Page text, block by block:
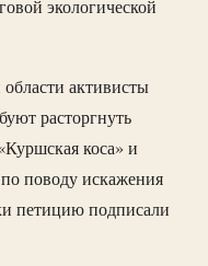
экологической
активисты
расторгнуть
коса» и
поводу искажения
петицию подписали